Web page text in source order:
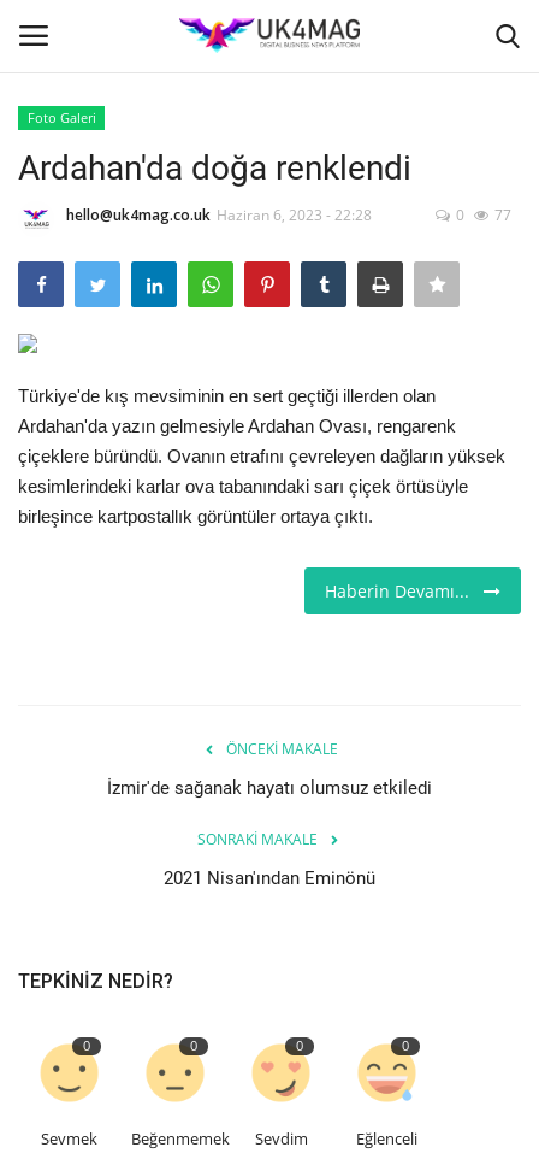
Ana Sayfa
İş Platformu
TVNET
TOPLUM
İş İlanları
Seri İlanlar
Sağlık
Etkinlik
Foto Galeri
Ardahan'da doğa renklendi
hello@uk4mag.co.uk Haziran 6, 2023 - 22:28 0 77
Türkiye'de kış mevsiminin en sert geçtiği illerden olan
Ardahan'da yazın gelmesiyle Ardahan Ovası, rengarenk
çiçeklere büründü. Ovanın etrafını çevreleyen dağların yüksek
kesimlerindeki karlar ova tabanındaki sarı çiçek örtüsüyle
birleşince kartpostallık görüntüler ortaya çıktı.
Haberin Devamı...
ÖNCEKI MAKALE
İzmir'de sağanak hayatı olumsuz etkiledi
SONRAKI MAKALE
2021 Nisan'ından Eminönü
TEPKINIZ NEDIR?
0
Sevmek
0
Beğenmemek
0
Sevdim
0
Eğlenceli